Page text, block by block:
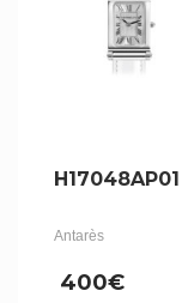
H17048AP01
Antarès
400€